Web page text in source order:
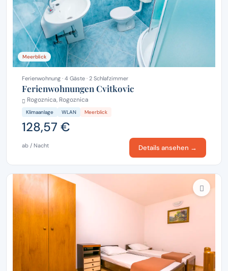
Meerblick
Ferienwohnung · 4 Gäste · 2 Schlafzimmer
Ferienwohnungen Cvitkovic
Rogoznica, Rogoznica
Klimaanlage WLAN Meerblick
128,57 €
ab / Nacht Details ansehen →